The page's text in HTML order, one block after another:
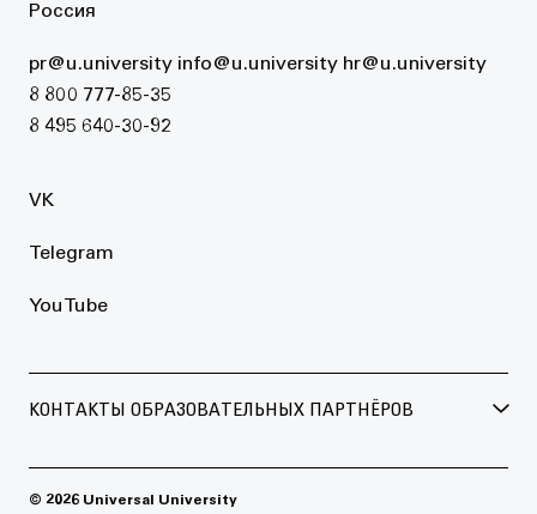
Россия
pr@u.university info@u.university hr@u.university
8 800 777-85-35
8 495 640-30-92
VK
Telegram
YouTube
КОНТАКТЫ ОБРАЗОВАТЕЛЬНЫХ ПАРТНЁРОВ
© 2026 Universal University